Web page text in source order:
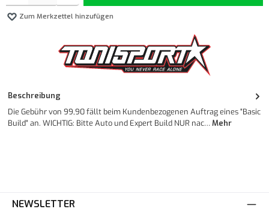
Zum Merkzettel hinzufügen
Beschreibung
Die Gebühr von 99,90 fällt beim Kundenbezogenen Auftrag eines "Basic
Build" an. WICHTIG: Bitte Auto und Expert Build NUR nac…Mehr
NEWSLETTER